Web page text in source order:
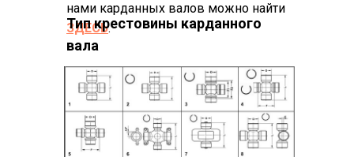
нами карданных валов можно найти
ЗДЕСЬ.
Тип крестовины карданного
вала